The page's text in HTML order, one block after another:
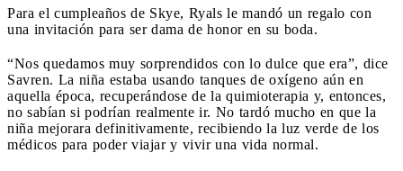
Para el cumpleaños de Skye, Ryals le mandó un regalo con
una invitación para ser dama de honor en su boda.
“Nos quedamos muy sorprendidos con lo dulce que era”, dice
Savren. La niña estaba usando tanques de oxígeno aún en
aquella época, recuperándose de la quimioterapia y, entonces,
no sabían si podrían realmente ir. No tardó mucho en que la
niña mejorara definitivamente, recibiendo la luz verde de los
médicos para poder viajar y vivir una vida normal.